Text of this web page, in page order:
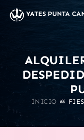
INICIO
YATES PUNTA